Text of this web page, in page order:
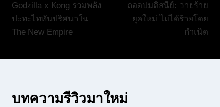
เรื่อง
Godzilla x Kong รวมพลัง
ปะทะไททันปริศนาใน
The New Empire
ถอดปมดิสนีย์: วายร้าย
ยุคใหม่ ไม่ได้ร้ายโดย
กำเนิด
บทความรีวิวมาใหม่